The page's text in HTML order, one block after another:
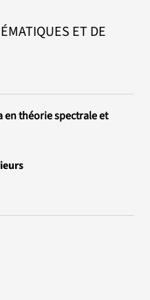
ET DE
en théorie spectrale et